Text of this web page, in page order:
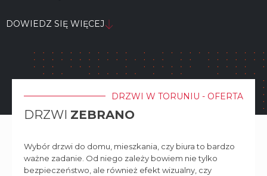
DOWIEDZ SIĘ WIĘCEJ
DRZWI W TORUNIU - OFERTA
DRZWI ZEBRANO
Wybór drzwi do domu, mieszkania, czy biura to bardzo
ważne zadanie. Od niego zależy bowiem nie tylko
bezpieczeństwo, ale również efekt wizualny, czy